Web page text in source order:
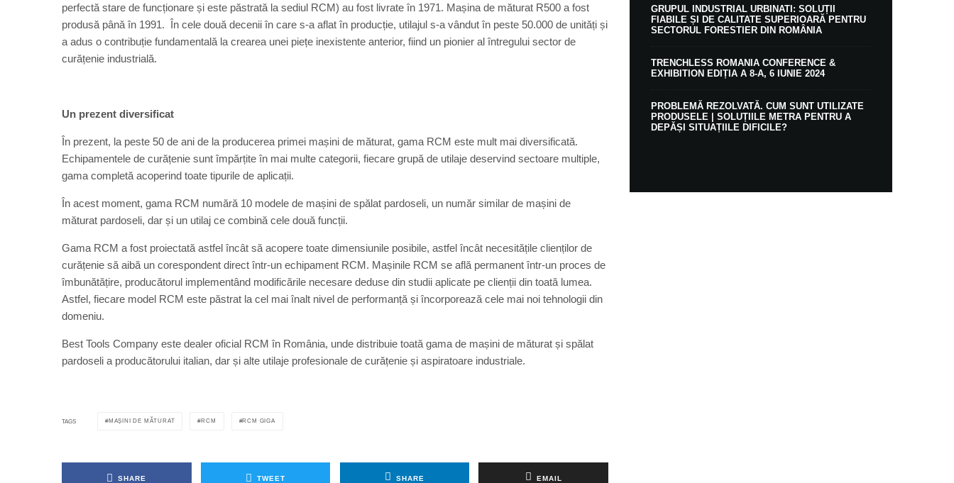
perfectă stare de funcționare și este păstrată la sediul RCM) au fost livrate în 1971. Mașina de măturat R500 a fost
produsă până în 1991. În cele două decenii în care s-a aflat în producție, utilajul s-a vândut în peste 50.000 de unități și
a adus o contribuție fundamentală la crearea unei piețe inexistente anterior, fiind un pionier al întregului sector de
curățenie industrială.
Un prezent diversificat
În prezent, la peste 50 de ani de la producerea primei mașini de măturat, gama RCM este mult mai diversificată.
Echipamentele de curățenie sunt împărțite în mai multe categorii, fiecare grupă de utilaje deservind sectoare multiple,
gama completă acoperind toate tipurile de aplicații.
În acest moment, gama RCM numără 10 modele de mașini de spălat pardoseli, un număr similar de mașini de
măturat pardoseli, dar și un utilaj ce combină cele două funcții.
Gama RCM a fost proiectată astfel încât să acopere toate dimensiunile posibile, astfel încât necesitățile clienților de
curățenie să aibă un corespondent direct într-un echipament RCM. Mașinile RCM se află permanent într-un proces de
îmbunătățire, producătorul implementând modificările necesare deduse din studii aplicate pe clienții din toată lumea.
Astfel, fiecare model RCM este păstrat la cel mai înalt nivel de performanță și încorporează cele mai noi tehnologii din
domeniu.
Best Tools Company este dealer oficial RCM în România, unde distribuie toată gama de mașini de măturat și spălat
pardoseli a producătorului italian, dar și alte utilaje profesionale de curățenie și aspiratoare industriale.
TAGS MAȘINI DE MĂTURAT RCM RCM GIGA
SHARE TWEET SHARE EMAIL
GRUPUL INDUSTRIAL URBINATI: SOLUȚII
FIABILE ȘI DE CALITATE SUPERIOARĂ PENTRU
SECTORUL FORESTIER DIN ROMÂNIA
TRENCHLESS ROMANIA CONFERENCE &
EXHIBITION EDIȚIA A 8-A, 6 IUNIE 2024
PROBLEMĂ REZOLVATĂ. CUM SUNT UTILIZATE
PRODUSELE | SOLUȚIILE METRA PENTRU A
DEPĂȘI SITUAȚIILE DIFICILE?